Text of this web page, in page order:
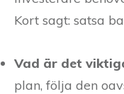
Kort sagt: satsa
Vad är det
plan, följa den